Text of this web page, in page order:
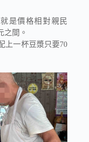
是價格相對親民
之間。
上一杯豆漿只要70